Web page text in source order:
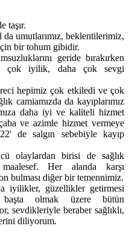
taşır.
umutlarımız, beklentilerimiz,
bir tohum gibidir.
geride bırakırken
çok iyilik, daha çok sevgi
hepimiz çok etkiledi ve çok
camiamızda da kayıplarımız
daha iyi ve kaliteli hizmet
ve azimle hizmet vermeye
de salgın sebebiyle kayıp
olaylardan birisi de sağlık
Her alanda karşı
bulması diğer bir temennimiz.
iyilikler, güzellikler getirmesi
başta olmak üzere bütün
sevdikleriyle beraber sağlıklı,
diliyorum.